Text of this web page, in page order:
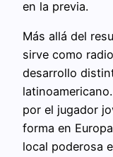
en la previa.
Más allá del
sirve como
desarrollo
por el jugador
forma en
local poderosa